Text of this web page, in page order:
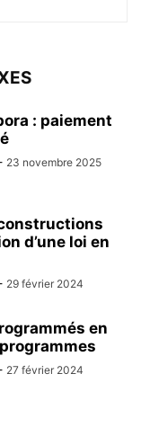
: paiement
23 novembre 2025
d’une loi en
29 février 2024
en
27 février 2024